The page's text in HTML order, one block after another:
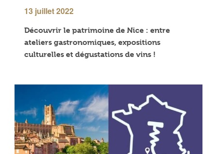
13 juillet 2022
Découvrir le patrimoine de Nice : entre
ateliers gastronomiques, expositions
culturelles et dégustations de vins !